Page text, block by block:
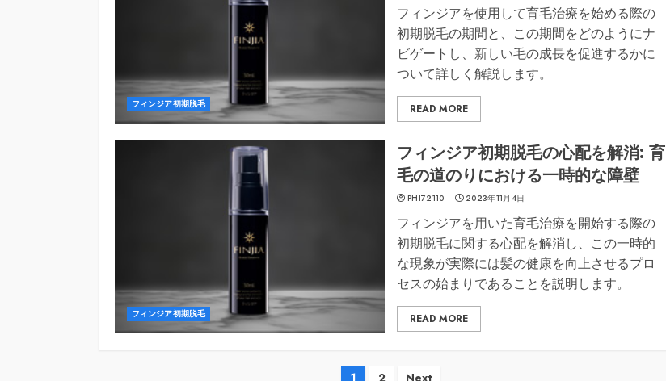
フィンジア初期脱毛
フィンジアを使用して育毛治療を始める際の
初期脱毛の期間と、この期間をどのようにナ
ビゲートし、新しい毛の成長を促進するかに
ついて詳しく解説します。
READ MORE
フィンジア初期脱毛
フィンジア初期脱毛の心配を解消: 育
毛の道のりにおける一時的な障壁
PHI72110 2023年11月4日
フィンジアを用いた育毛治療を開始する際の
初期脱毛に関する心配を解消し、この一時的
な現象が実際には髪の健康を向上させるプロ
セスの始まりであることを説明します。
READ MORE
1 2 Next